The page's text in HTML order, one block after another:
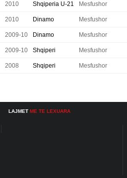
2010 Shqiperia U-21 Mesfushor
2010 Dinamo Mesfushor
2009-10 Dinamo Mesfushor
2009-10 Shqiperi Mesfushor
2008 Shqiperi Mesfushor
LAJMET ME TE LEXUARA